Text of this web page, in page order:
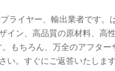
ライヤー、輸出業者です。
イン、高品質の原材料、高
もちろん、万全のアフター
い。すぐにご返答いたします